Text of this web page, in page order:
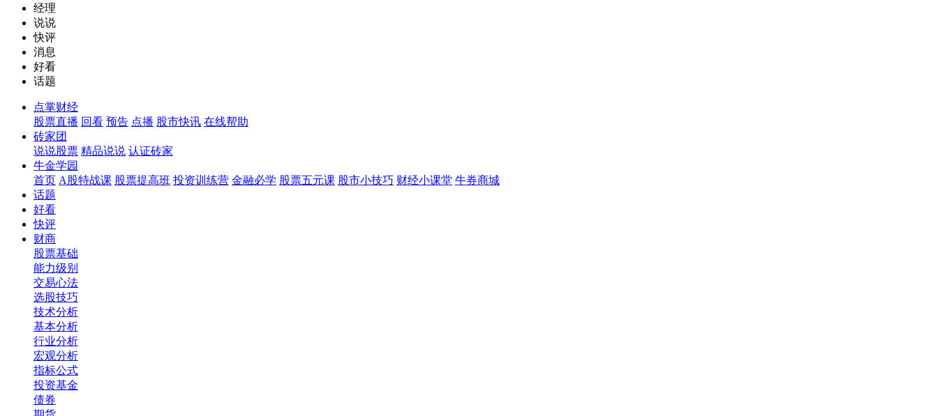
经理
说说
快评
消息
好看
话题
点掌财经
股票直播 回看 预告 点播 股市快讯 在线帮助
砖家团
说说股票 精品说说 认证砖家
牛金学园
首页 A股特战课 股票提高班 投资训练营 金融必学 股票五元课 股市小技巧 财经小课堂 牛券商城
话题
好看
快评
财商
股票基础
能力级别
交易心法
选股技巧
技术分析
基本分析
行业分析
宏观分析
指标公式
投资基金
债券